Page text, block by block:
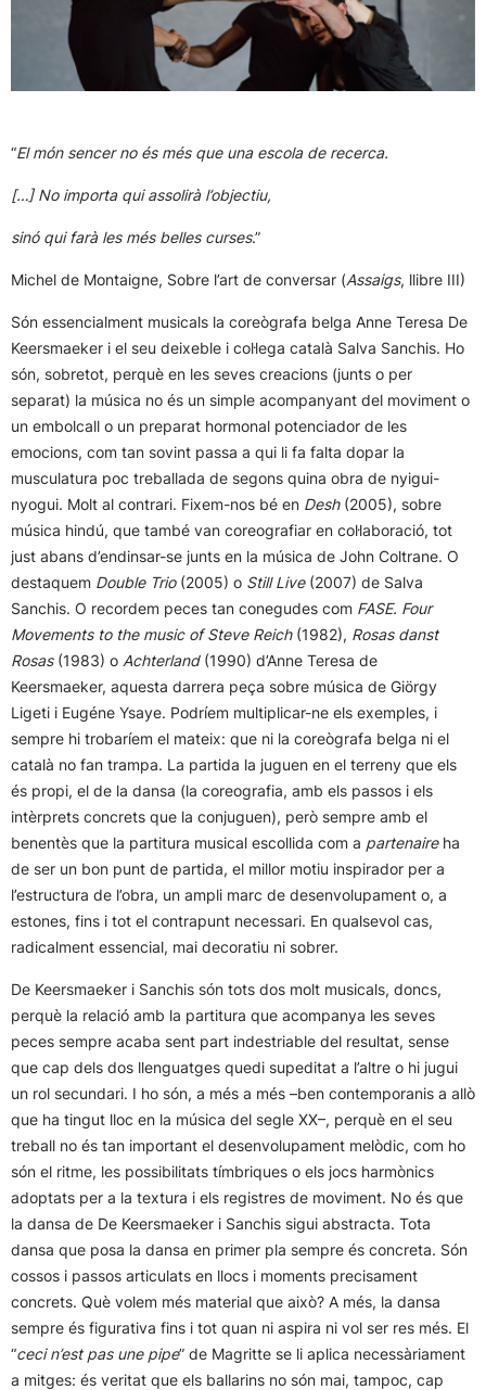
“El món sencer no és més que una escola de recerca.
[…] No importa qui assolirà l’objectiu,
sinó qui farà les més belles curses.”
Michel de Montaigne, Sobre l’art de conversar (Assaigs, llibre III)
Són essencialment musicals la coreògrafa belga Anne Teresa De
Keersmaeker i el seu deixeble i col·lega català Salva Sanchis. Ho
són, sobretot, perquè en les seves creacions (junts o per
separat) la música no és un simple acompanyant del moviment o
un embolcall o un preparat hormonal potenciador de les
emocions, com tan sovint passa a qui li fa falta dopar la
musculatura poc treballada de segons quina obra de nyigui-
nyogui. Molt al contrari. Fixem-nos bé en Desh(2005), sobre
música hindú, que també van coreografiar en col·laboració, tot
just abans d’endinsar-se junts en la música de John Coltrane. O
destaquem Double Trio(2005) o Still Live(2007) de Salva
Sanchis. O recordem peces tan conegudes com FASE. Four
Movements to the music of Steve Reich(1982), Rosas danst
Rosas(1983) o Achterland(1990) d’Anne Teresa de
Keersmaeker, aquesta darrera peça sobre música de Giörgy
Ligeti i Eugéne Ysaye. Podríem multiplicar-ne els exemples, i
sempre hi trobaríem el mateix: que ni la coreògrafa belga ni el
català no fan trampa. La partida la juguen en el terreny que els
és propi, el de la dansa (la coreografia, amb els passos i els
intèrprets concrets que la conjuguen), però sempre amb el
benentès que la partitura musical escollida com a partenaireha
de ser un bon punt de partida, el millor motiu inspirador per a
l’estructura de l’obra, un ampli marc de desenvolupament o, a
estones, fins i tot el contrapunt necessari. En qualsevol cas,
radicalment essencial, mai decoratiu ni sobrer.
De Keersmaeker i Sanchis són tots dos molt musicals, doncs,
perquè la relació amb la partitura que acompanya les seves
peces sempre acaba sent part indestriable del resultat, sense
que cap dels dos llenguatges quedi supeditat a l’altre o hi jugui
un rol secundari. I ho són, a més a més –ben contemporanis a allò
que ha tingut lloc en la música del segle XX–, perquè en el seu
treball no és tan important el desenvolupament melòdic, com ho
són el ritme, les possibilitats tímbriques o els jocs harmònics
adoptats per a la textura i els registres de moviment. No és que
la dansa de De Keersmaeker i Sanchis sigui abstracta. Tota
dansa que posa la dansa en primer pla sempre és concreta. Són
cossos i passos articulats en llocs i moments precisament
concrets. Què volem més material que això? A més, la dansa
sempre és figurativa fins i tot quan ni aspira ni vol ser res més. El
“ceci n’est pas une pipe” de Magritte se li aplica necessàriament
a mitges: és veritat que els ballarins no són mai, tampoc, cap